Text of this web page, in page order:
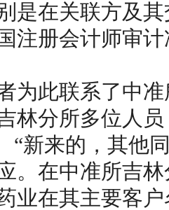
是在关联方及
注册会计师审
此联系了中准
林分所多位人
“新来的，其他
。在中准所吉
业在其主要客